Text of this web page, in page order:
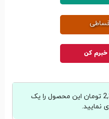
کن
با پرداخت ماهیانه 2,330,000 تومان این محصول را یک
نمایید.